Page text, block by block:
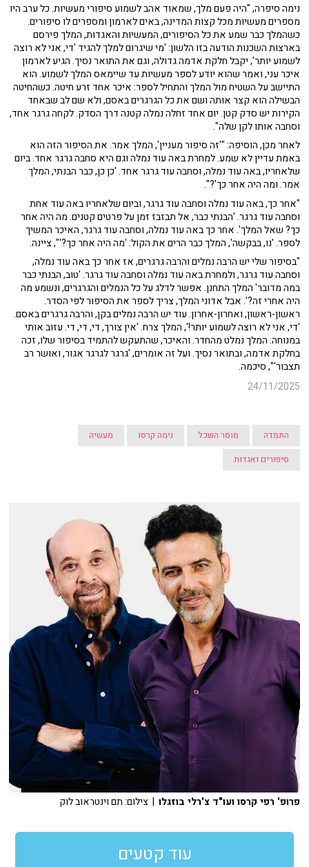
נימה סיפרה, "היה פעם מלך, שמאוד אהב לשמוע סיפורי מעשיות. כל ערב היו
מספרים מעשיות מכל קצות המדינה, באים לארמון ומספרים לו סיפורים.
כשהמלך כבר שמע את כל הסיפורים, המעשיות והאגדות, המלך פירסם
בארצות השכנות הודעה בזו הלשון: 'מי שיגרום למלך להגיד 'די, אני לא רוצה
לשמוע יותר', יקבל חלקת אדמה גדולה, וגם את התואר נסיך. הגיע לארמון
איכר עני, ואמר שהוא יודע לספר מעשיות עד שיימאס המלך לשמוע. הוא
התיישב על השטיח מול המלך והתחיל לספר: איכר אחד זרע חיטה. כשהחיטה
הבשילה הוא קצר אותה ושם את כל הגרגרים באסם, ולא שם לב שבאחד
הקירות יש סדק קטן. יום אחד זחלה נמלה קטנה דרך הסדק. לקחה גרגר אחד,
וסחבה אותו לקן שלה".
לאחר מכן, הוסיפה: "'זה סיפור מעניין', המלך אמר. את הסיפור הזה הוא
באמת עדיין לא שמע. למחרת באה עוד נמלה וגם היא סחבה גרגר אחד. ביום
שלאחריו, באה עוד נמלה, וסחבה עוד גרגר אחד. 'כן כן, כבר הבנתי, המלך
אמר. ומה היה אחר כך'?".
"אחר כך, באה עוד נמלה וסחבה עוד גרגר, וביום שלאחריו באה עוד אחת
וסחבה עוד גרגר. 'הבנתי כבר, אל תבזבז זמן על פרטים קטנים. מה היה אחר
כך? שאל המלך'. אחר כך באה עוד נמלה, וסחבה עוד גרגר, האיכר המשיך
לספר. 'נו, בבקשה', המלך כבר הרים את הקול: 'מה היה אחר כך?'", ציינה.
"בסיפור שלי יש הרבה נמלים והרבה גרגרים, אז אחר כך באה עוד נמלה,
וסחבה עוד גרגר, ולמחרת באה עוד נמלה וסחבה עוד גרגר. 'טוב, הבנתי כבר
במה מדובר' המלך התחנן. אפשר לדלג על כל הנמלים והגרגרים, ונשמע מה
היה אחרי זה?'. אבל אדוני המלך, צריך לספר את הסיפור לפי הסדר.
ראשון-ראשון, ואחרון-אחרון. עוד יש הרבה נמלים בקן, והרבה גרגרים באסם.
'די, אני לא רוצה לשמוע יותר!', המלך צרח. 'אין צורך, די, די, די. עזוב אותי
במנוחה. המלך נמלט מהחדר. והאיכר, שהתעקש להתמיד בסיפור שלו, זכה
בחלקת אדמה, ובתואר נסיך. ועל זה אומרים, 'גרגר לגרגר אגור, ואושר רב
תצבור'", סיכמה.
24/11/2025
התמדה מוסר השכל נימה קרסו
מעשיה
סיפורים ואגדות
פרופ' רפי קרסו ועו"ד צ'רלי בוזגלו | צילום: תם וינטראוב לוק
עוד קטעים